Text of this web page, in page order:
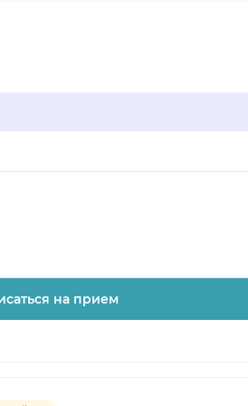
на прием